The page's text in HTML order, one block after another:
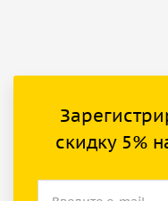
скидку 5%